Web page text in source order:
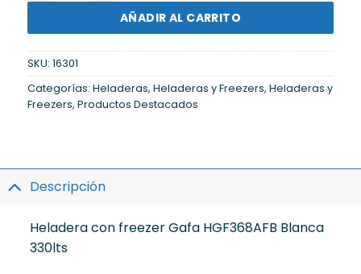
AÑADIR AL CARRITO
SKU: 16301
Categorías: Heladeras, Heladeras y Freezers, Heladeras y
Freezers, Productos Destacados
Descripción
Heladera con freezer Gafa HGF368AFB Blanca
330lts